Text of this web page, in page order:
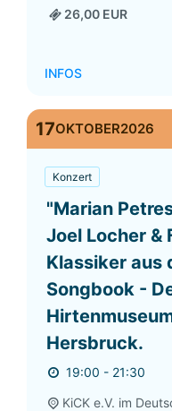
26,00 EUR
INFOS
17OKTOBER2026
Konzert
"Marian
Joel Locher &
Klassiker aus
Songbook -
Hersbruck.
19:00 - 21:30
KiCK e.V. im